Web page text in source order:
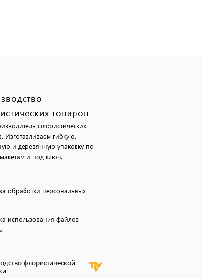
товаров
флористических
Изготавливаем гибкую,
и деревянную упаковку по
и под ключ.
обработки персональных
использования файлов
флористической